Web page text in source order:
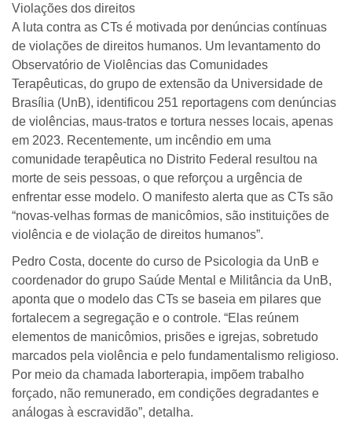
Violações dos direitos
A luta contra as CTs é motivada por denúncias contínuas
de violações de direitos humanos. Um levantamento do
Observatório de Violências das Comunidades
Terapêuticas, do grupo de extensão da Universidade de
Brasília (UnB), identificou 251 reportagens com denúncias
de violências, maus-tratos e tortura nesses locais, apenas
em 2023. Recentemente, um incêndio em uma
comunidade terapêutica no Distrito Federal resultou na
morte de seis pessoas, o que reforçou a urgência de
enfrentar esse modelo. O manifesto alerta que as CTs são
“novas-velhas formas de manicômios, são instituições de
violência e de violação de direitos humanos”.
Pedro Costa, docente do curso de Psicologia da UnB e
coordenador do grupo Saúde Mental e Militância da UnB,
aponta que o modelo das CTs se baseia em pilares que
fortalecem a segregação e o controle. “Elas reúnem
elementos de manicômios, prisões e igrejas, sobretudo
marcados pela violência e pelo fundamentalismo religioso.
Por meio da chamada laborterapia, impõem trabalho
forçado, não remunerado, em condições degradantes e
análogas à escravidão”, detalha.